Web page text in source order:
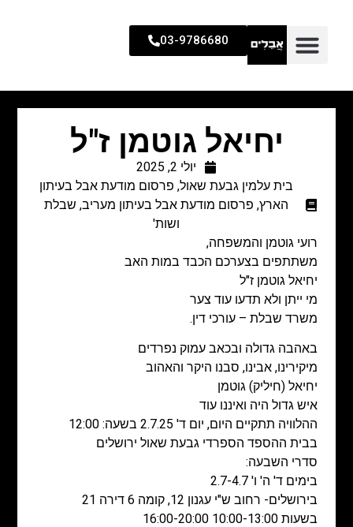
03-9786680
יחיאל גוטמן ז"ל
יולי 2, 2025
בית עלמין גבעת שאול, פרסום מודעת אבל בעיתון
הארץ, פרסום מודעת אבל בעיתון מעריב, שבלת
ושות'
רועי גוטמן והמשפחה,
משתתפים בצערכם הכבד במות האב
יחיאל גוטמן ז"ל
מי ייתן ולא תדעו עוד צער
משרד שבלת – עורכי דין.
באהבה גדולה ובכאב עמוק נפרדים
מיקירינו, אבינו, סבנו היקר והאהוב
יחיאל (חיליק) גוטמן
איש גדול היה ואיננו עוד
ההלוויה תתקיים היום, יום ד' 2.7.25 בשעה: 12:00
בבית ההספד הספרדי גבעת שאול ירושלים
סדרי השבעה:
בימים ד' ה' ו' 2.7-4.7
בירושלים- רחוב ש"י עגנון 12, קומה 6 דירה 21
בשעות 10:00-13:00 16:00-20:00